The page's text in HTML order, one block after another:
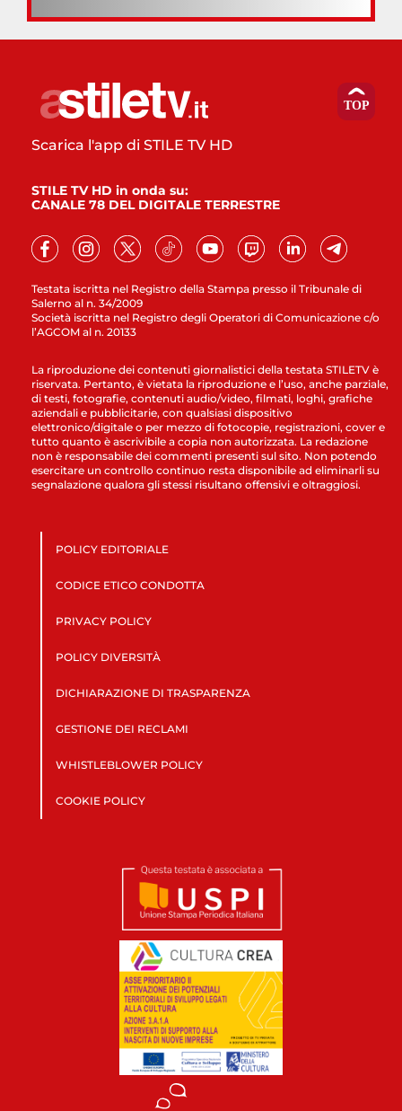
Testata iscritta nel Registro della Stampa presso il Tribunale di
Salerno al n. 34/2009
Società iscritta nel Registro degli Operatori di Comunicazione c/o
l’AGCOM al n. 20133
Scarica l'app di STILE TV HD
STILE TV HD in onda su:
CANALE 78 DEL DIGITALE TERRESTRE
La riproduzione dei contenuti giornalistici della testata STILETV è
riservata. Pertanto, è vietata la riproduzione e l’uso, anche parziale,
di testi, fotografie, contenuti audio/video, filmati, loghi, grafiche
aziendali e pubblicitarie, con qualsiasi dispositivo
elettronico/digitale o per mezzo di fotocopie, registrazioni, cover e
tutto quanto è ascrivibile a copia non autorizzata. La redazione
non è responsabile dei commenti presenti sul sito. Non potendo
esercitare un controllo continuo resta disponibile ad eliminarli su
segnalazione qualora gli stessi risultano offensivi e oltraggiosi.
POLICY EDITORIALE
CODICE ETICO CONDOTTA
PRIVACY POLICY
POLICY DIVERSITÀ
DICHIARAZIONE DI TRASPARENZA
GESTIONE DEI RECLAMI
WHISTLEBLOWER POLICY
COOKIE POLICY